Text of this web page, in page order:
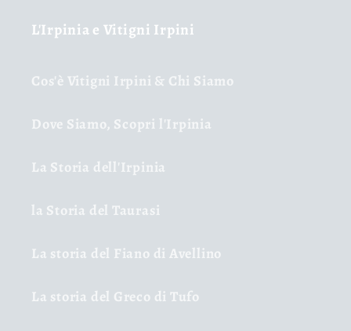
L'Irpinia e Vitigni Irpini
Cos'è Vitigni Irpini & Chi Siamo
Dove Siamo, Scopri l'Irpinia
La Storia dell'Irpinia
la Storia del Taurasi
La storia del Fiano di Avellino
La storia del Greco di Tufo